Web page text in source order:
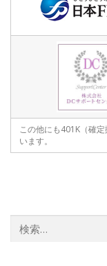
この他にも401K（確
います。
索: